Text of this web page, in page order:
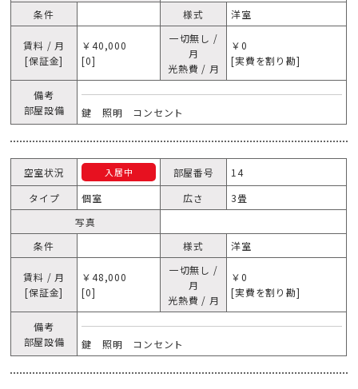
条件 様式 洋室
賃料 / 月
[保証金]
￥40,000
[0]
一切無し /
月
光熱費 / 月
￥0
[実費を割り勘]
備考
部屋設備
鍵 照明 コンセント
空室状況 入居中 部屋番号
14
タイプ
個室 広さ
3畳
写真
条件
様式 洋室
賃料 / 月
[保証金]
￥48,000
[0]
一切無し /
月
光熱費 / 月
￥0
[実費を割り勘]
備考
部屋設備
鍵 照明 コンセント